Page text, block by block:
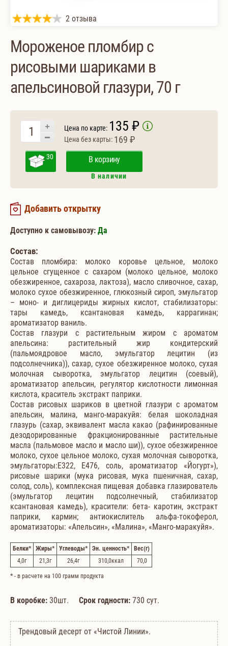
2 отзыва
Мороженое пломбир с
рисовыми шариками в
апельсиновой глазури, 70 г
Цена по карте: 135 ₽
Цена без карты: 169 ₽
30 В корзину
В наличии
Добавить открытку
Доступно к самовывозу: Да
Состав:
Состав пломбира: молоко коровье цельное, молоко
цельное сгущенное с сахаром (молоко цельное, молоко
обезжиренное, сахароза, лактоза), масло сливочное, сахар,
молоко сухое обезжиренное, глюкозный сироп, эмульгатор
– моно- и диглицериды жирных кислот, стабилизаторы:
тары камедь, ксантановая камедь, каррагинан;
ароматизатор ваниль.
Состав глазури с растительным жиром с ароматом
апельсина: растительный жир кондитерский
(пальмоядровое масло, эмульгатор лецитин (из
подсолнечника)), сахар, сухое обезжиренное молоко, сухая
молочная сыворотка, эмульгатор лецитин (соевый),
ароматизатор апельсин, регулятор кислотности лимонная
кислота, краситель экстракт паприки.
Состав рисовых шариков в цветной глазури с ароматом
апельсин, малина, манго-маракуйя: белая шоколадная
глазурь (сахар, эквивалент масла какао (рафинированные
дезодорированные фракционированные растительные
масла (пальмовое масло и масло ши)), сухое обезжиренное
молоко, сухое цельное молоко, сухая молочная сыворотка,
эмульгаторы:Е322, Е476, соль, ароматизатор «Йогурт»),
рисовые шарики (мука рисовая, мука пшеничная, сахар,
солод, соль), комплексная пищевая добавка глазирователь
(эмульгатор лецитин подсолнечный, стабилизатор
ксантановая камедь), красители: бета- каротин, экстракт
паприки, кармин; антиокислитель альфа-токоферол,
ароматизаторы: «Апельсин», «Малина», «Манго-маракуйя».
Белки* Жиры* Углеводы* Эн. ценность* Вес(г)
4,0г 21,3г 26,4г 310,0ккал 70,0
*- в расчете на 100 грамм продукта
В коробке: 30шт. Срок годности: 730 сут.
Трендовый десерт от «Чистой Линии».